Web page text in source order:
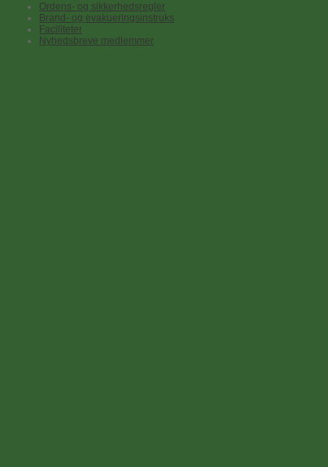
Ordens- og sikkerhedsregler
Brand- og evakueringsinstruks
Faciliteter
Nyhedsbreve medlemmer